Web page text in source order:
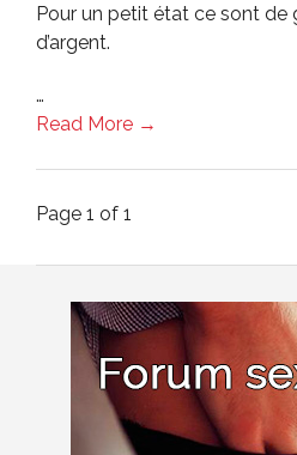
Pour un petit état ce sont de
d’argent.
…
Read More →
Page 1 of 1